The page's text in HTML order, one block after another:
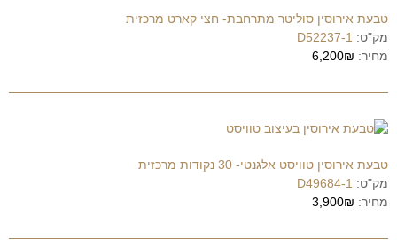
טבעת אירוסין סוליטר מתרחבת- חצי קארט מרכזית
מק"ט: D52237-1
מחיר: 6,200₪
טבעת אירוסין טוויסט אלגנטי- 30 נקודות מרכזית
מק"ט: D49684-1
מחיר: 3,900₪